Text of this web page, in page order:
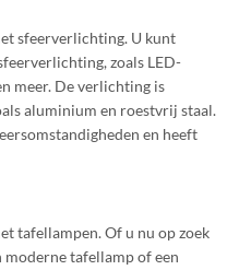
sfeerverlichting. U kunt
zoals LED-
meer. De verlichting is
aluminium en roestvrij staal.
en heeft
tafellampen. Of u nu op zoek
moderne tafellamp of een